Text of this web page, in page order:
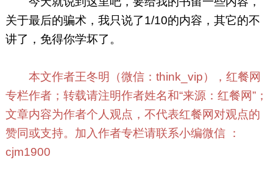
关于最后的骗术，我只说了1/10的内容，其它的不
讲了，免得你学坏了。
本文作者王冬明（微信：think_vip），红餐网
专栏作者；转载请注明作者姓名和“来源：红餐网”；
文章内容为作者个人观点，不代表红餐网对观点的
赞同或支持。加入作者专栏请联系小编微信 ：
cjm1900